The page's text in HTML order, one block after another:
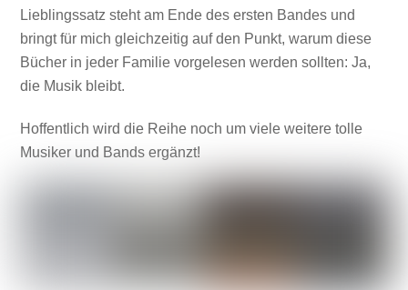
Lieblingssatz steht am Ende des ersten Bandes und
bringt für mich gleichzeitig auf den Punkt, warum diese
Bücher in jeder Familie vorgelesen werden sollten: Ja,
die Musik bleibt.
Hoffentlich wird die Reihe noch um viele weitere tolle
Musiker und Bands ergänzt!